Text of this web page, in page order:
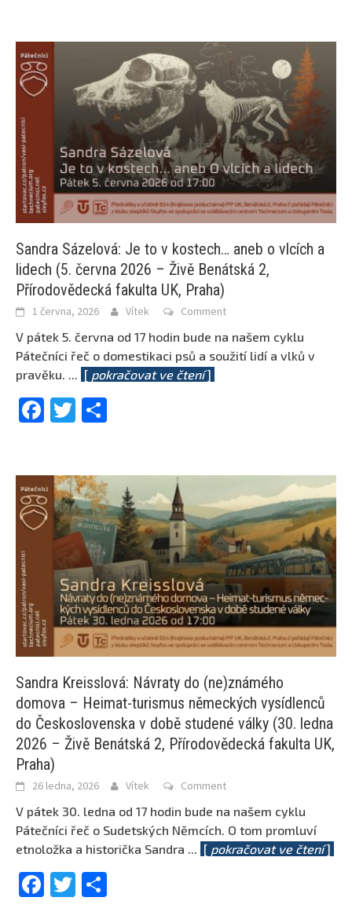
Sandra Sázelová: Je to v kostech… aneb o vlcích a
lidech (5. června 2026 – Živě Benátská 2,
Přírodovědecká fakulta UK, Praha)
1 června, 2026 Vítek Comment
V pátek 5. června od 17 hodin bude na našem cyklu
Pátečníci řeč o domestikaci psů a soužití lidí a vlků v
pravěku. ... [ pokračovat ve čtení]
Facebook
Twitter
Sandra Kreisslová: Návraty do (ne)známého
domova – Heimat-turismus německých vysídlenců
do Československa v době studené války (30. ledna
2026 – Živě Benátská 2, Přírodovědecká fakulta UK,
Praha)
26 ledna, 2026 Vítek Comment
V pátek 30. ledna od 17 hodin bude na našem cyklu
Pátečníci řeč o Sudetských Němcích. O tom promluví
etnoložka a historička Sandra ... [ pokračovat ve čtení]
Facebook
Twitter